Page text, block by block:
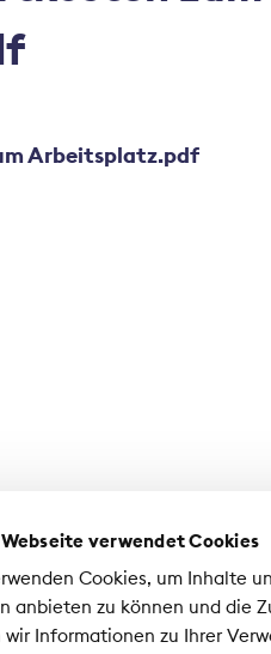
verwendet Cookies
Cookies, um Inhalte
anbieten zu können und die
wir Informationen zu Ihrer
Arbeitsplatz.pdf